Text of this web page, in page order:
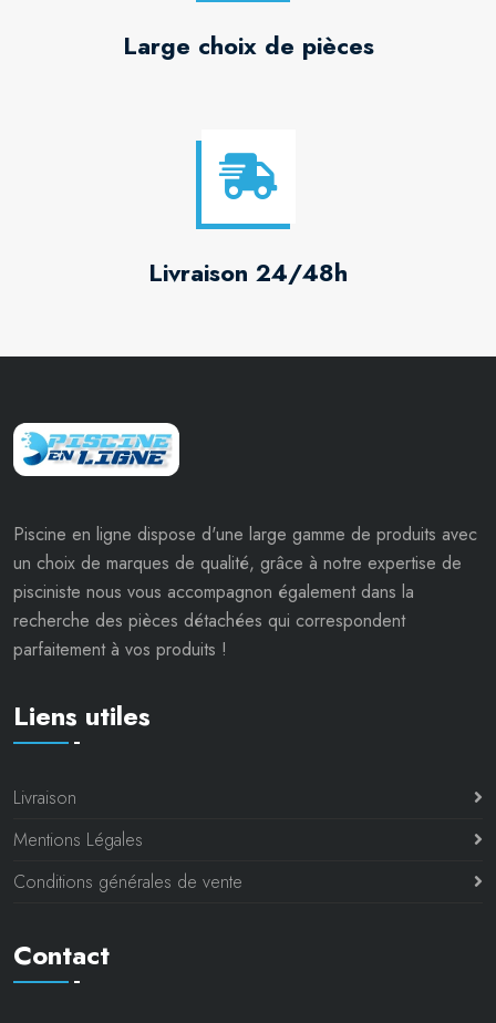
Large choix de pièces
Livraison 24/48h
Piscine en ligne dispose d'une large gamme de produits avec
un choix de marques de qualité, grâce à notre expertise de
pisciniste nous vous accompagnon également dans la
recherche des pièces détachées qui correspondent
parfaitement à vos produits !
Liens utiles
Livraison
Mentions Légales
Conditions générales de vente
Contact